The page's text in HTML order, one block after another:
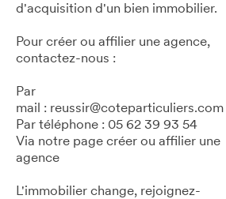
d'acquisition d'un bien immobilier.
Pour créer ou affilier une agence,
contactez-nous :
Par
mail : reussir@coteparticuliers.com
Par téléphone : 05 62 39 93 54
Via notre page créer ou affilier une
agence
L'immobilier change, rejoignez-